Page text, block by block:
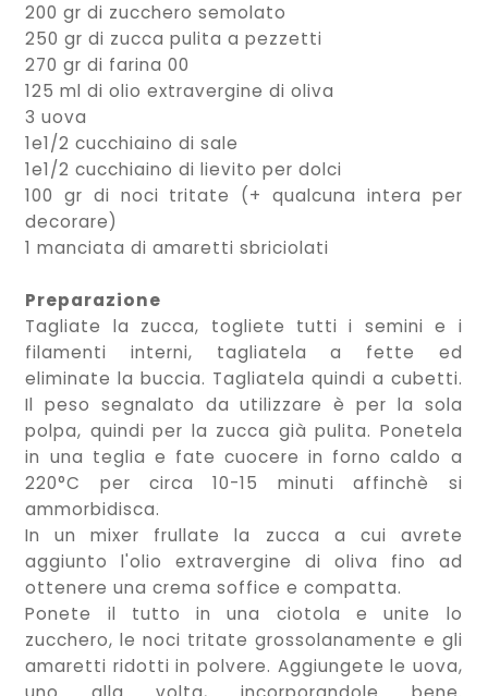
200 gr di zucchero semolato
250 gr di zucca pulita a pezzetti
270 gr di farina 00
125 ml di olio extravergine di oliva
3 uova
1e1/2 cucchiaino di sale
1e1/2 cucchiaino di lievito per dolci
100 gr di noci tritate (+ qualcuna intera per
decorare)
1 manciata di amaretti sbriciolati
Preparazione
Tagliate la zucca, togliete tutti i semini e i
filamenti interni, tagliatela a fette ed
eliminate la buccia. Tagliatela quindi a cubetti.
Il peso segnalato da utilizzare è per la sola
polpa, quindi per la zucca già pulita. Ponetela
in una teglia e fate cuocere in forno caldo a
220°C per circa 10-15 minuti affinchè si
ammorbidisca.
In un mixer frullate la zucca a cui avrete
aggiunto l'olio extravergine di oliva fino ad
ottenere una crema soffice e compatta.
Ponete il tutto in una ciotola e unite lo
zucchero, le noci tritate grossolanamente e gli
amaretti ridotti in polvere. Aggiungete le uova,